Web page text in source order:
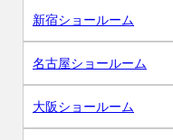
新宿ショールーム
名古屋ショールーム
大阪ショールーム